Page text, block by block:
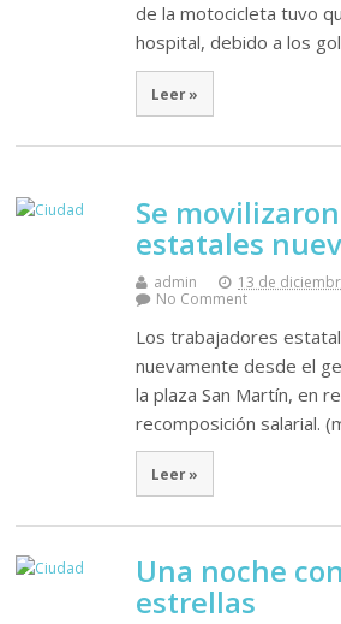
de la motocicleta tuvo
hospital, debido a los
Leer »
Se
estatales
admin 13 de
No Comment
Los trabajadores
nuevamente desde el
la plaza San Martín, en
recomposición salarial.
Leer »
Una noche
estrellas